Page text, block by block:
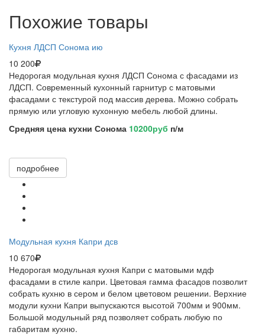
Похожие товары
Кухня ЛДСП Сонома ию
10 200
Недорогая модульная кухня ЛДСП Сонома с фасадами из
ЛДСП. Современный кухонный гарнитур с матовыми
фасадами с текстурой под массив дерева. Можно собрать
прямую или угловую кухонную мебель любой длины.
Средняя цена кухни Сонома 10200руб п/м
подробнее
Модульная кухня Капри дсв
10 670
Недорогая модульная кухня Капри с матовыми мдф
фасадами в стиле капри. Цветовая гамма фасадов позволит
собрать кухню в сером и белом цветовом решении. Верхние
модули кухни Капри выпускаются высотой 700мм и 900мм.
Большой модульный ряд позволяет собрать любую по
габаритам кухню.